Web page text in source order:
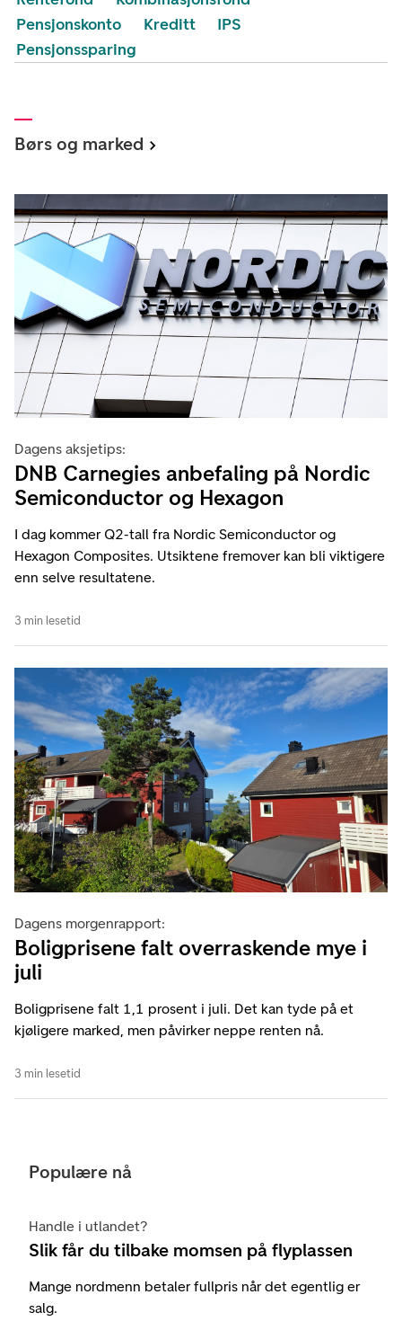
Pensjonskonto
Kreditt
IPS
Pensjonssparing
Børs og marked
Dagens aksjetips:
DNB Carnegies anbefaling på Nordic
Semiconductor og Hexagon
I dag kommer Q2-tall fra Nordic Semiconductor og
Hexagon Composites. Utsiktene fremover kan bli viktigere
enn selve resultatene.
3 min lesetid
Dagens morgenrapport:
Boligprisene falt overraskende mye i
juli
Boligprisene falt 1,1 prosent i juli. Det kan tyde på et
kjøligere marked, men påvirker neppe renten nå.
3 min lesetid
Populære nå
Handle i utlandet?
Slik får du tilbake momsen på flyplassen
Mange nordmenn betaler fullpris når det egentlig er
salg.